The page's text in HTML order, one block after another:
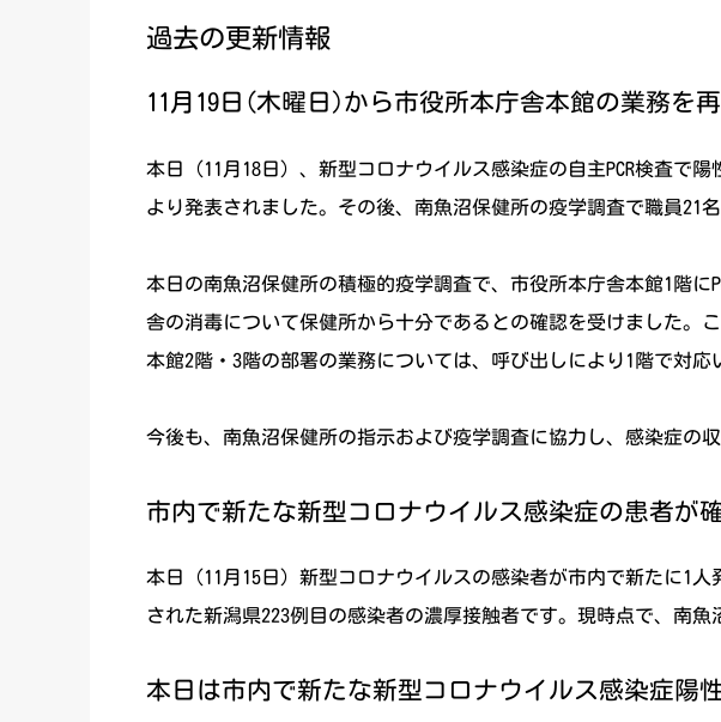
過去の更新情報
11月19日(木曜日)から市役所本庁舎本館の業務を再
本日（11月18日）、新型コロナウイルス感染症の自主PCR検査で
より発表されました。その後、南魚沼保健所の疫学調査で職員21
本日の南魚沼保健所の積極的疫学調査で、市役所本庁舎本館1階
舎の消毒について保健所から十分であるとの確認を受けました。
本館2階・3階の部署の業務については、呼び出しにより1階で対応
今後も、南魚沼保健所の指示および疫学調査に協力し、感染症の
市内で新たな新型コロナウイルス感染症の患者が
本日（11月15日）新型コロナウイルスの感染者が市内で新たに1
された新潟県223例目の感染者の濃厚接触者です。現時点で、南魚
本日は市内で新たな新型コロナウイルス感染症陽